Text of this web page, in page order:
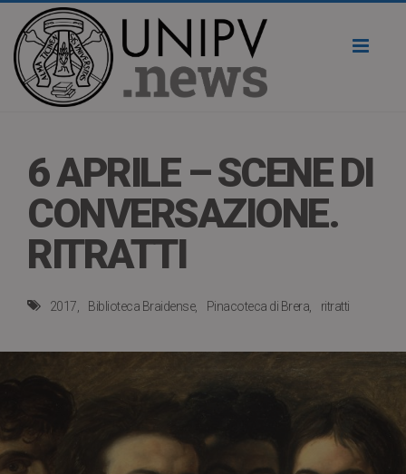
6 APRILE – SCENE DI
CONVERSAZIONE.
RITRATTI
2017 Biblioteca Braidense Pinacoteca di Brera ritratti